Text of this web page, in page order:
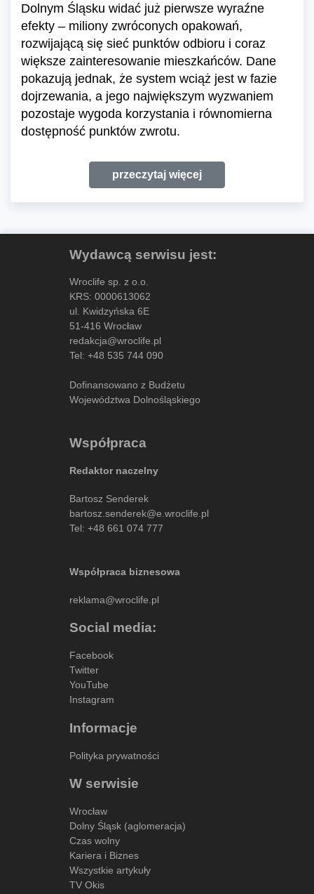
Dolnym Śląsku widać już pierwsze wyraźne
efekty – miliony zwróconych opakowań,
rozwijającą się sieć punktów odbioru i coraz
większe zainteresowanie mieszkańców. Dane
pokazują jednak, że system wciąż jest w fazie
dojrzewania, a jego największym wyzwaniem
pozostaje wygoda korzystania i równomierna
dostępność punktów zwrotu.
przeczytaj więcej
Wydawcą serwisu jest:
Wroclife sp. z o.o.
KRS: 0000613062
ul. Kwidzyńska 6E
51-416 Wrocław
redakcja@wroclife.pl
Tel: +48 535 744 090
Dofinansowano z Budżetu
Województwa Dolnośląskiego
Współpraca
Redaktor naczelny
Bartosz Senderek
bartosz.senderek@e.wroclife.pl
Tel: +48 661 074 777
Współpraca biznesowa
reklama@wroclife.pl
Social media:
Facebook
Twitter
YouTube
Instagram
Informacje
Polityka prywatności
W serwisie
Wrocław
Dolny Śląsk (aglomeracja)
Czas wolny
Kariera i Biznes
Wszystkie artykuły
TV Okis